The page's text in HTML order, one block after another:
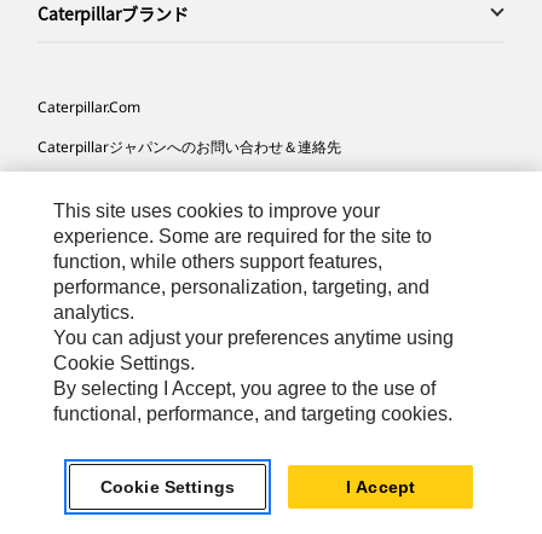
Caterpillarブランド
Caterpillar.com
Caterpillarジャパンへのお問い合わせ＆連絡先
サイト･マップ
Cookie Settings
法的事項
プライバシー
Japanese
載を禁じます）
This site uses cookies to improve your
experience. Some are required for the site to
function, while others support features,
performance, personalization, targeting, and
analytics.
You can adjust your preferences anytime using
Cookie Settings.
By selecting I Accept, you agree to the use of
functional, performance, and targeting cookies.
Cookie Settings I Accept